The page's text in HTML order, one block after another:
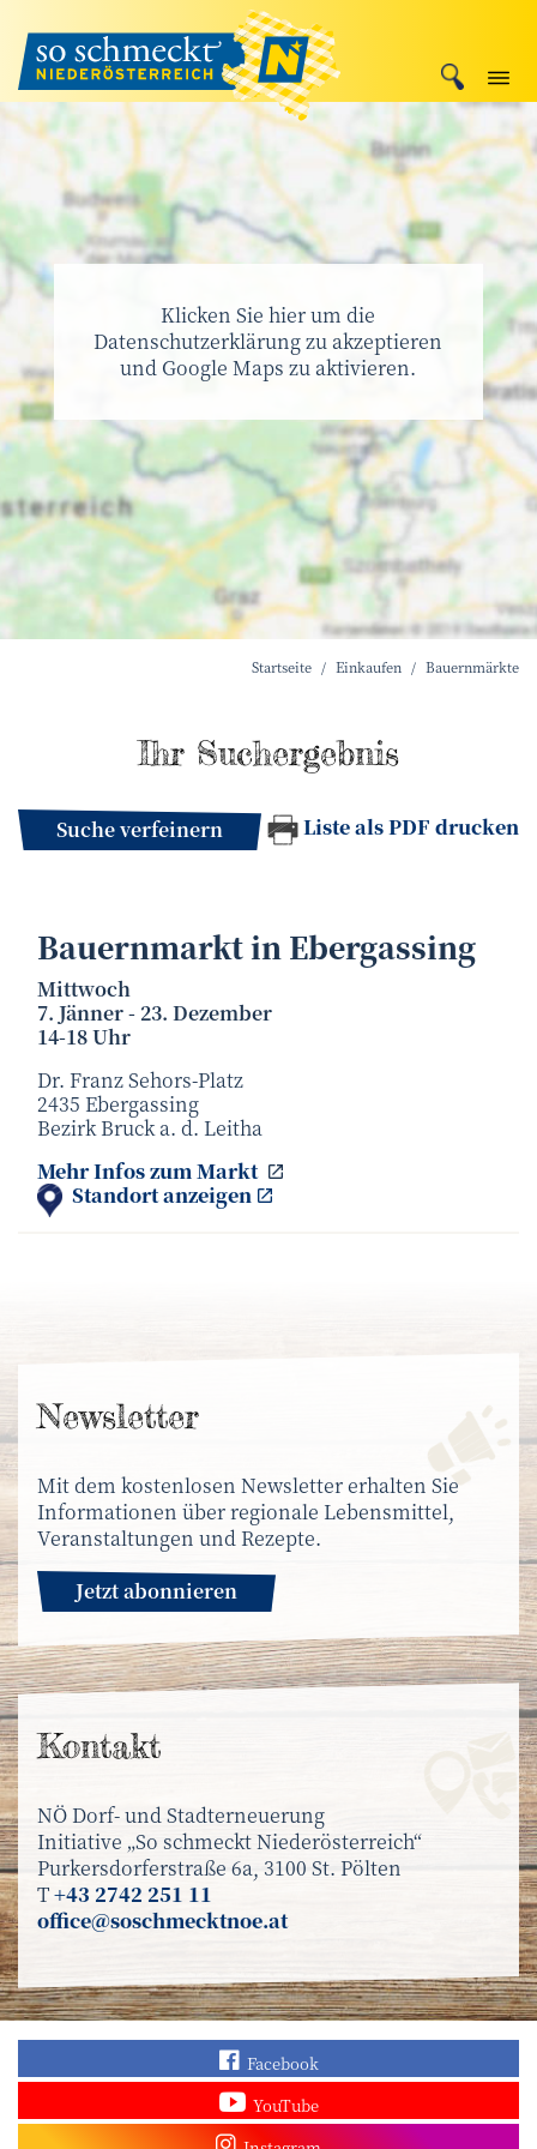
Klicken Sie hier um die
Datenschutzerklärung zu akzeptieren
und Google Maps zu aktivieren.
Startseite Einkaufen Bauernmärkte
Ihr Suchergebnis
Suche verfeinern Liste als PDF drucken
Bauernmarkt in Ebergassing
Mittwoch
7. Jänner - 23. Dezember
14-18 Uhr
Dr. Franz Sehors-Platz
2435 Ebergassing
Bezirk Bruck a. d. Leitha
Mehr Infos zumMarktBauernmarkt in
Standort anzeigen
News­letter
Mit dem kostenlosen Newsletter erhalten Sie
Informationen über regionale Lebensmittel,
Veranstaltungen und Rezepte.
Jetzt abonnieren
Kontakt
NÖ Dorf- und Stadterneuerung
Initiative „So schmeckt Niederösterreich“
Purkersdorferstraße 6a, 3100 St. Pölten
T+43 2742 251 11
office@soschmecktnoe.at
Finden Sie „So
Facebook
Sehen Sie mehr
YouTube
Besuchen Sie unser